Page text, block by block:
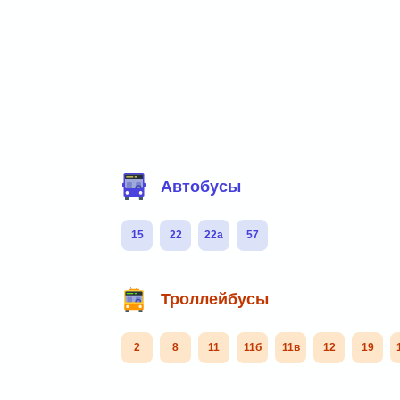
Автобусы
15 22 22а 57
Троллейбусы
2 8 11 11б 11в 12 19